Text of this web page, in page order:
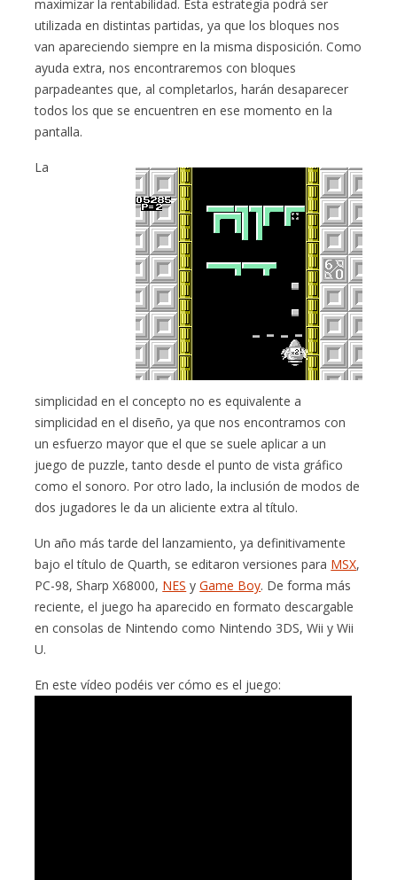
maximizar la rentabilidad. Esta estrategia podrá ser
utilizada en distintas partidas, ya que los bloques nos
van apareciendo siempre en la misma disposición. Como
ayuda extra, nos encontraremos con bloques
parpadeantes que, al completarlos, harán desaparecer
todos los que se encuentren en ese momento en la
pantalla.
La
simplicidad en el concepto no es equivalente a
simplicidad en el diseño, ya que nos encontramos con
un esfuerzo mayor que el que se suele aplicar a un
juego de puzzle, tanto desde el punto de vista gráfico
como el sonoro. Por otro lado, la inclusión de modos de
dos jugadores le da un aliciente extra al título.
Un año más tarde del lanzamiento, ya definitivamente
bajo el título de Quarth, se editaron versiones para MSX,
PC-98, Sharp X68000, NES yGame Boy. De forma más
reciente, el juego ha aparecido en formato descargable
en consolas de Nintendo como Nintendo 3DS, Wii y Wii
U.
En este vídeo podéis ver cómo es el juego: